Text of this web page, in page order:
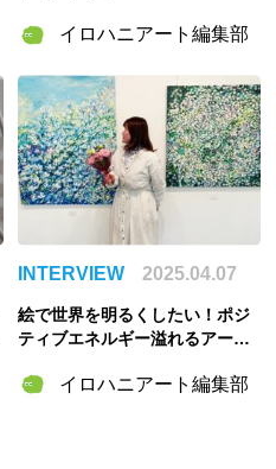
イロハニアート編集部
INTERVIEW 2025.04.07
絵で世界を明るくしたい！ポジ
ティブエネルギー溢れるアーテ
に迫るイロハニアート編集部